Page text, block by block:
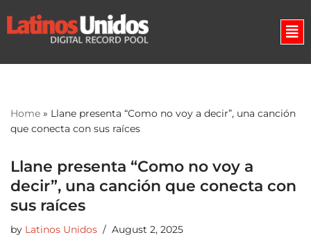
Skip
Home » Llane presenta “Como no voy a decir”, una canción
que conecta con sus raíces
Llane presenta “Como no voy a
decir”, una canción que conecta con
sus raíces
by Latinos Unidos August 2, 2025